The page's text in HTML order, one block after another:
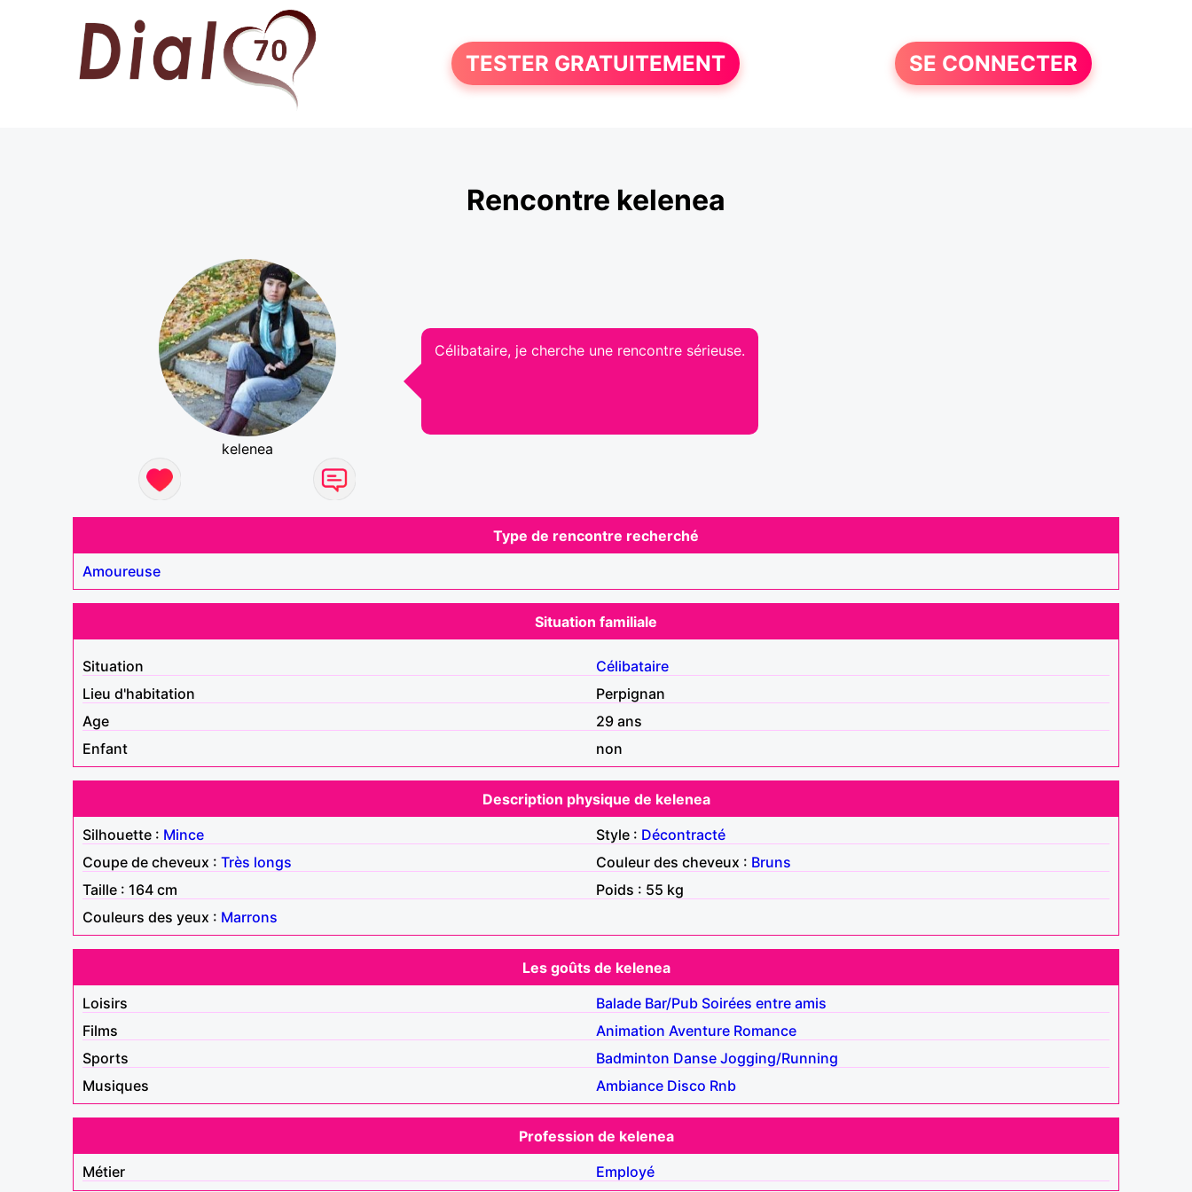
TESTER GRATUITEMENT SE CONNECTER
Rencontre kelenea
kelenea
Célibataire, je cherche une rencontre sérieuse.
Type de rencontre recherché
Amoureuse
Situation familiale
Situation
Célibataire
Lieu d'habitation
Perpignan
Age
29 ans
Enfant
non
Description physique de kelenea
Silhouette : Mince Style : Décontracté
Coupe de cheveux : Très longs Couleur des cheveux : Bruns
Taille : 164 cm
Poids : 55 kg
Couleurs des yeux : Marrons
Les goûts de kelenea
Loisirs
Balade Bar/Pub Soirées entre amis
Films
Animation Aventure Romance
Sports
Badminton Danse Jogging/Running
Musiques
Ambiance Disco Rnb
Profession de kelenea
Métier
Employé